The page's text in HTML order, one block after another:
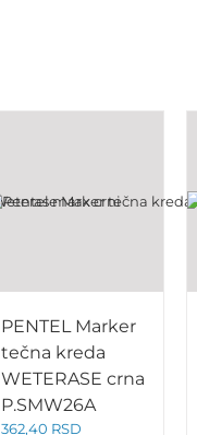
PENTEL Marker
tečna kreda
WETERASE crna
P.SMW26A
362,40 RSD